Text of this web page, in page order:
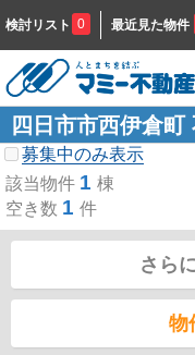
検討リスト 0 最近見た物件
四日市市西伊倉町
募集中のみ表示
該当物件 1 棟
空き数 1 件
さら
物